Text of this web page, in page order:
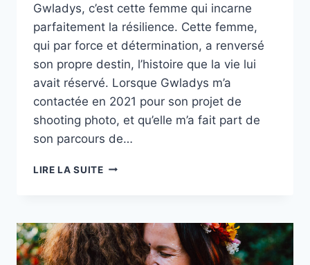
Gwladys, c’est cette femme qui incarne
parfaitement la résilience. Cette femme,
qui par force et détermination, a renversé
son propre destin, l’histoire que la vie lui
avait réservé. Lorsque Gwladys m’a
contactée en 2021 pour son projet de
shooting photo, et qu’elle m’a fait part de
son parcours de…
LIRE LA SUITEPORTRAIT
GWLADYS
–
MAROC